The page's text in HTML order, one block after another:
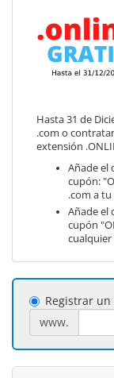
Hasta 31 de
.com o
extensión
Añade el
cupón:
.com a
Añade el
cupón
Registrar
www.